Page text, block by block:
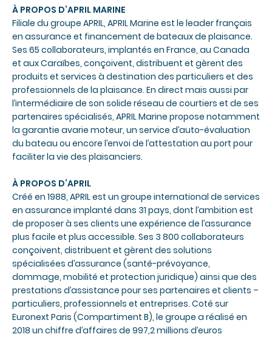
À PROPOS D’APRIL MARINE
Filiale du groupe APRIL, APRIL Marine est le leader français
en assurance et financement de bateaux de plaisance.
Ses 65 collaborateurs, implantés en France, au Canada
et aux Caraïbes, conçoivent, distribuent et gèrent des
produits et services à destination des particuliers et des
professionnels de la plaisance. En direct mais aussi par
l’intermédiaire de son solide réseau de courtiers et de ses
partenaires spécialisés, APRIL Marine propose notamment
la garantie avarie moteur, un service d’auto-évaluation
du bateau ou encore l’envoi de l’attestation au port pour
faciliter la vie des plaisanciers.
À PROPOS D’APRIL
Créé en 1988, APRIL est un groupe international de services
en assurance implanté dans 31 pays, dont l’ambition est
de proposer à ses clients une expérience de l’assurance
plus facile et plus accessible. Ses 3 800 collaborateurs
conçoivent, distribuent et gèrent des solutions
spécialisées d’assurance (santé-prévoyance,
dommage, mobilité et protection juridique) ainsi que des
prestations d’assistance pour ses partenaires et clients –
particuliers, professionnels et entreprises. Coté sur
Euronext Paris (Compartiment B), le groupe a réalisé en
2018 un chiffre d’affaires de 997,2 millions d’euros